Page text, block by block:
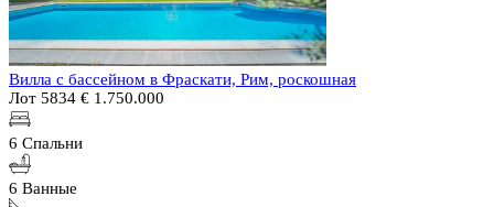
Вилла с бассейном в Фраскати, Рим, роскошная
Лот 5834 € 1.750.000
6 Спальни
6 Ванные